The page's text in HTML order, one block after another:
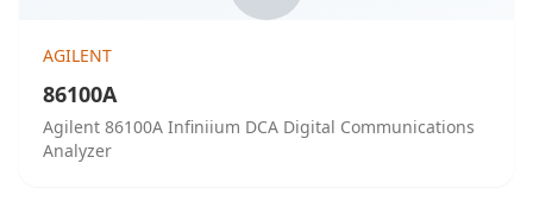
AGILENT
86100A
Agilent 86100A Infiniium DCA Digital Communications
Analyzer